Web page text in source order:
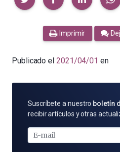
Imprimir
Publicado el 2021/04/01 en
SUSCRÍBETE
POR
MAIL
Suscríbete a nuestro boletín
recibir artículos y otras